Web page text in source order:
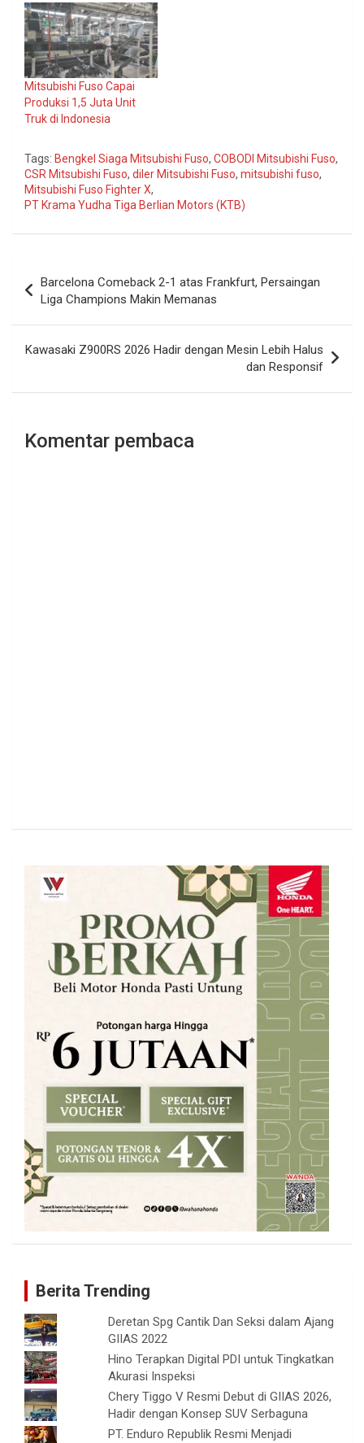
Mitsubishi Fuso Capai
Produksi 1,5 Juta Unit
Truk di Indonesia
Tags: Bengkel Siaga Mitsubishi Fuso, COBODI Mitsubishi Fuso,
CSR Mitsubishi Fuso, diler Mitsubishi Fuso, mitsubishi fuso,
Mitsubishi Fuso Fighter X,
PT Krama Yudha Tiga Berlian Motors (KTB)
pos
Barcelona Comeback 2-1 atas Frankfurt, Persaingan
Liga Champions Makin Memanas
Kawasaki Z900RS 2026 Hadir dengan Mesin Lebih Halus
dan Responsif
Komentar pembaca
Berita Trending
Deretan Spg Cantik Dan Seksi dalam Ajang
GIIAS 2022
Hino Terapkan Digital PDI untuk Tingkatkan
Akurasi Inspeksi
Chery Tiggo V Resmi Debut di GIIAS 2026,
Hadir dengan Konsep SUV Serbaguna
PT. Enduro Republik Resmi Menjadi